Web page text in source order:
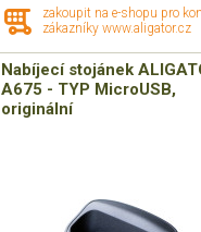
zakoupit na e-shopu pro
zákazníky www.aligator.cz
Nabíjecí stojánek
A675 - TYP MicroUSB,
originální